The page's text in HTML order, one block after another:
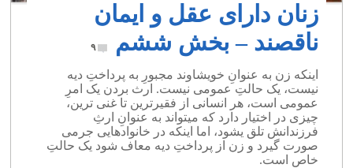
زنان دارای عقل و ایمان
ناقصند – بخش ششم
۹
اینکه زن به عنوانِ خویشاوند مجبورِ به پرداختِ دیه
نیست، یک حالتِ عمومی نیست. ارث بردن یک امرِ
عمومی است، هر انسانی از فقیرترین تا غنی ترین،
چیزی در اختیار دارد که میتواند به عنوانِ ارثِ
فرزندانش تلق یشود، اما اینکه در خانوادهایی جرمی
صورت گیرد و زن از پرداختِ دیه معاف شود یک حالتِ
خاص است.